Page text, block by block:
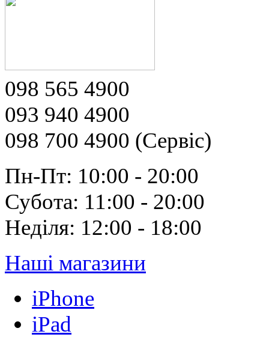
098 565 4900
093 940 4900
098 700 4900 (Сервіс)
Пн-Пт: 10:00 - 20:00
Субота: 11:00 - 20:00
Неділя: 12:00 - 18:00
Наші магазини
iPhone
iPad